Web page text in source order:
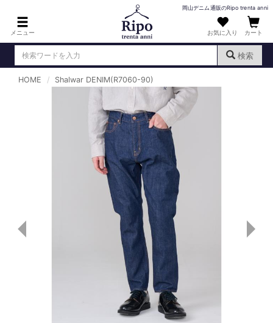
メニュー
岡山デニム通販のRipo trenta anni
お気に入り カート
検索
新規会員登録
DENIM : デニム
PANTS : パンツ
T-SHIRT : Tシャツ
HOME Shalwar DENIM(R7060-90)